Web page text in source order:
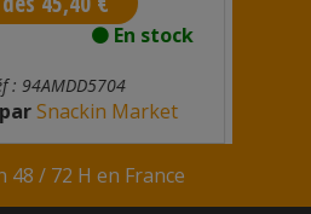
En stock
: 94AMDD5704
Snackin Market
48 / 72 H en France